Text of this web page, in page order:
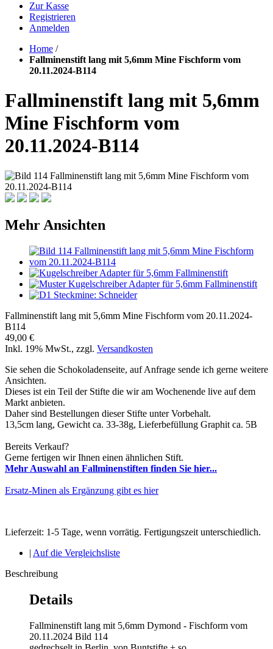
Zur Kasse
Registrieren
Anmelden
Home /
Fallminenstift lang mit 5,6mm Mine Fischform vom
20.11.2024-B114
Fallminenstift lang mit 5,6mm
Mine Fischform vom
20.11.2024-B114
Mehr Ansichten
Fallminenstift lang mit 5,6mm Mine Fischform vom 20.11.2024-
B114
49,00 €
Inkl. 19% MwSt., zzgl. Versandkosten
Sie sehen die Schokoladenseite, auf Anfrage sende ich gerne weitere
Ansichten.
Dieses ist ein Teil der Stifte die wir am Wochenende live auf dem
Markt anbieten.
Daher sind Bestellungen dieser Stifte unter Vorbehalt.
13,5cm lang, Gewicht ca. 33-38g, Lieferbefüllung Graphit ca. 5B
Bereits Verkauf?
Gerne fertigen wir Ihnen einen ähnlichen Stift.
Mehr Auswahl an Fallminenstiften finden Sie hier...
Ersatz-Minen als Ergänzung gibt es hier
Lieferzeit: 1-5 Tage, wenn vorrätig. Fertigungszeit unterschiedlich.
| Auf die Vergleichsliste
Beschreibung
Details
Fallminenstift lang mit 5,6mm Dymond - Fischform vom
20.11.2024 Bild 114